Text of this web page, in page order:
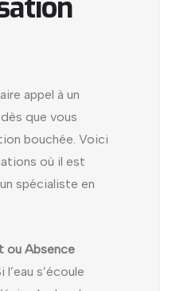
appel à un
que vous
bouchée. Voici
où il est
spécialiste en
ou Absence
l’eau s’écoule